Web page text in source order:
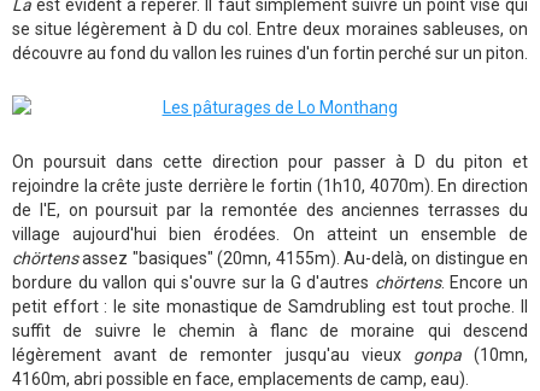
La est évident à repérer. Il faut simplement suivre un point visé qui
se situe légèrement à D du col. Entre deux moraines sableuses, on
découvre au fond du vallon les ruines d'un fortin perché sur un piton.
On poursuit dans cette direction pour passer à D du piton et
rejoindre la crête juste derrière le fortin (1h10, 4070m). En direction
de l'E, on poursuit par la remontée des anciennes terrasses du
village aujourd'hui bien érodées. On atteint un ensemble de
chörtensassez "basiques" (20mn, 4155m). Au-delà, on distingue en
bordure du vallon qui s'ouvre sur la G d'autres chörtens. Encore un
petit effort : le site monastique de Samdrubling est tout proche. Il
suffit de suivre le chemin à flanc de moraine qui descend
légèrement avant de remonter jusqu'au vieux gonpa(10mn,
4160m, abri possible en face, emplacements de camp, eau).